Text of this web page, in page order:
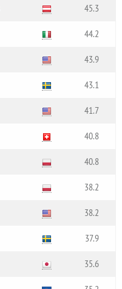
45.3
44.2
43.9
43.1
41.7
40.8
40.8
38.2
38.2
37.9
35.6